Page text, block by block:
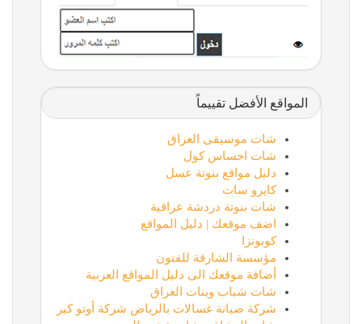
المواقع الأفضل تقييماً
شات موسيقى العراق
شات احساس كول
دليل مواقع بنوتة عسل
كايرو سات
شات بنوتة دردشة عراقية
اضف موقعك | دليل المواقع
كوبونزا
مؤسسة الشارقة للفنون
أضافة موقعك الى دليل المواقع العربية
شات شباب وبنات العراق
شركة صيانة غسالات بالرياض شركة أوتو كير